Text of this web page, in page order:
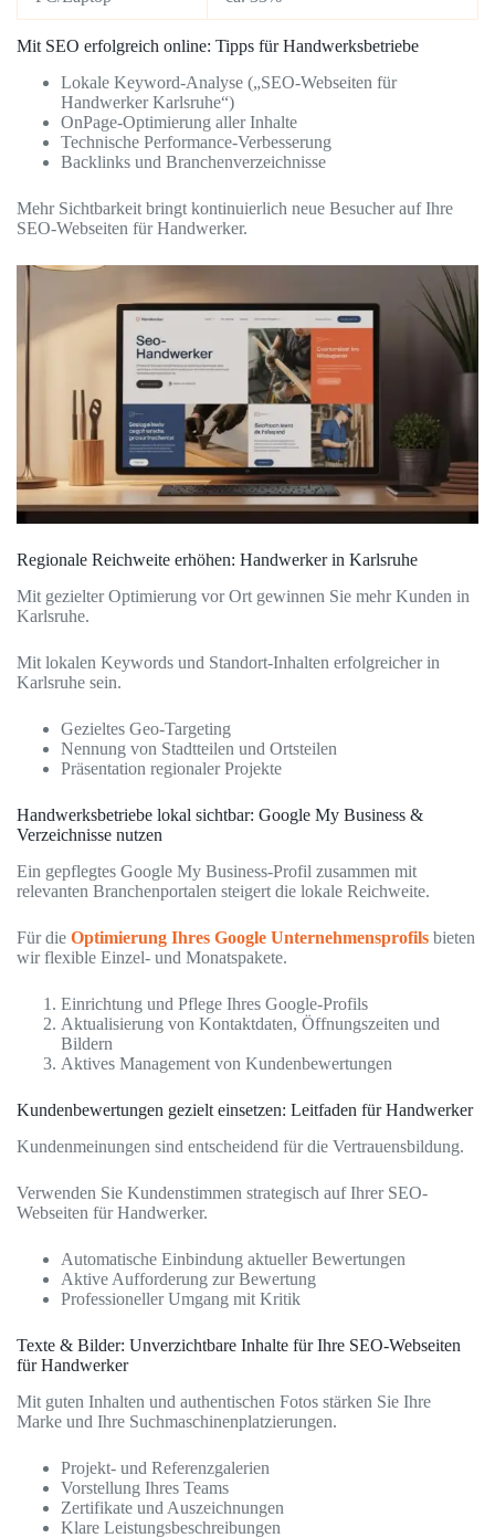
Mit SEO erfolgreich online: Tipps für Handwerksbetriebe
Lokale Keyword-Analyse („SEO-Webseiten für
Handwerker Karlsruhe“)
OnPage-Optimierung aller Inhalte
Technische Performance-Verbesserung
Backlinks und Branchenverzeichnisse
Mehr Sichtbarkeit bringt kontinuierlich neue Besucher auf Ihre
SEO-Webseiten für Handwerker.
Regionale Reichweite erhöhen: Handwerker in Karlsruhe
Mit gezielter Optimierung vor Ort gewinnen Sie mehr Kunden in
Karlsruhe.
Mit lokalen Keywords und Standort-Inhalten erfolgreicher in
Karlsruhe sein.
Gezieltes Geo-Targeting
Nennung von Stadtteilen und Ortsteilen
Präsentation regionaler Projekte
Handwerksbetriebe lokal sichtbar: Google My Business &
Verzeichnisse nutzen
Ein gepflegtes Google My Business-Profil zusammen mit
relevanten Branchenportalen steigert die lokale Reichweite.
Für die Optimierung Ihres Google Unternehmensprofils bieten
wir flexible Einzel- und Monatspakete.
Einrichtung und Pflege Ihres Google-Profils
Aktualisierung von Kontaktdaten, Öffnungszeiten und
Bildern
Aktives Management von Kundenbewertungen
Kundenbewertungen gezielt einsetzen: Leitfaden für Handwerker
Kundenmeinungen sind entscheidend für die Vertrauensbildung.
Verwenden Sie Kundenstimmen strategisch auf Ihrer SEO-
Webseiten für Handwerker.
Automatische Einbindung aktueller Bewertungen
Aktive Aufforderung zur Bewertung
Professioneller Umgang mit Kritik
Texte & Bilder: Unverzichtbare Inhalte für Ihre SEO-Webseiten
für Handwerker
Mit guten Inhalten und authentischen Fotos stärken Sie Ihre
Marke und Ihre Suchmaschinenplatzierungen.
Projekt- und Referenzgalerien
Vorstellung Ihres Teams
Zertifikate und Auszeichnungen
Klare Leistungsbeschreibungen